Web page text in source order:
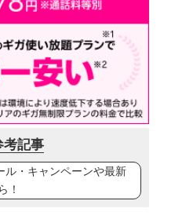
考記事
ル・キャンペーンや最新
！